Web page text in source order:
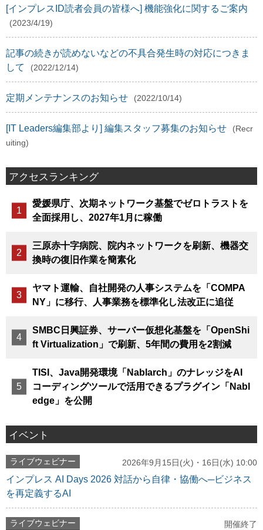
[インプレスID読者会員の皆様へ] 機能強化に関するご案内
(2023/4/19)
記事の続きが読めないなどの不具合発生時の対応につきま
して
(2022/12/14)
定期メンテナンスのお知らせ (2022/10/14)
[IT Leaders編集部より] 編集スタッフ募集のお知らせ
(Recr
uiting)
アクセスランキング
愛媛県庁、次期ネットワーク基盤でゼロトラストを
全面採用し、2027年1月に稼働
三原赤十字病院、院内ネットワークを刷新、機器交
換時の復旧作業を簡素化
ヤマト運輸、自社開発の人事システムを「COMPA
NY」に移行、人事業務を標準化し法改正に追従
SMBC日興証券、サーバー仮想化基盤を「OpenShi
ft Virtualization」で刷新、5年間の費用を2割減
TISI、Java開発環境「Nablarch」のナレッジをAI
コーディングツールで活用できるプラグイン「Nabl
edge」を公開
イベント
ライブウェビナー 2026年9月15日(火)・16日(水) 10:00
インプレス AI Days 2026 対話から自律・協働へ─ビジネス
を再定義するAI
ライブウェビナー 開催終了